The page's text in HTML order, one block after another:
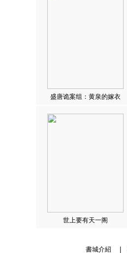
盛唐诡案组：黄泉的嫁衣
世上要有天一阁
書城介紹